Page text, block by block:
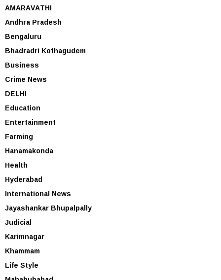
AMARAVATHI
Andhra Pradesh
Bengaluru
Bhadradri Kothagudem
Business
Crime News
DELHI
Education
Entertainment
Farming
Hanamakonda
Health
Hyderabad
International News
Jayashankar Bhupalpally
Judicial
Karimnagar
Khammam
Life Style